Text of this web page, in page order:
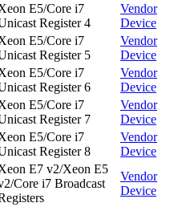
E5/Core i7
Register 4
Vendor
Device
E5/Core i7
Register 5
Vendor
Device
E5/Core i7
Register 6
Vendor
Device
E5/Core i7
Register 7
Vendor
Device
E5/Core i7
Register 8
Vendor
Device
E7 v2/Xeon E5
Core i7 Broadcast
Vendor
Device